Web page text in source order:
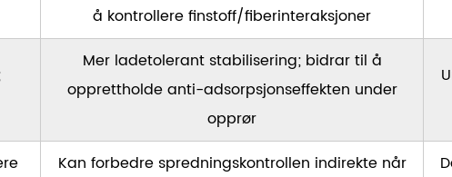
å kontrollere finstoff/fiberinteraksjoner
Mer ladetolerant stabilisering; bidrar til å
opprettholde anti-adsorpsjonseffekten under
opprør
Kan forbedre spredningskontrollen indirekte når